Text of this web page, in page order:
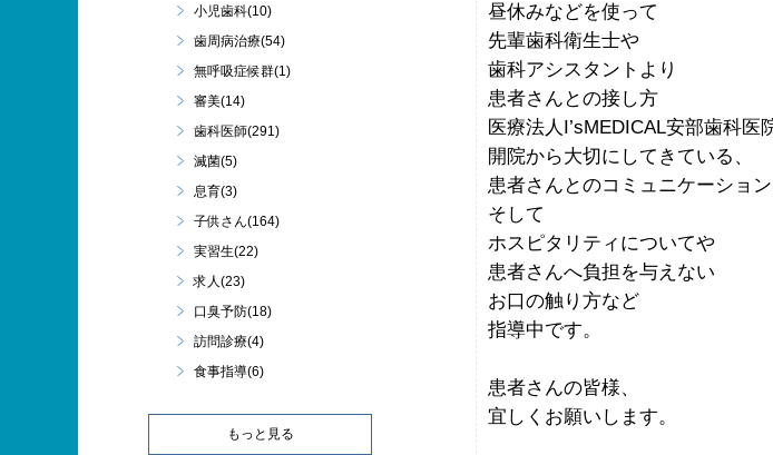
昼休みなどを使って
先輩歯科衛生士や
歯科アシスタントより
患者さんとの接し方
医療法人I’sMEDICAL安部歯科医
開院から大切にしてきている、
患者さんとのコミュニケーション
そして
ホスピタリティについてや
患者さんへ負担を与えない
お口の触り方など
指導中です。
患者さんの皆様、
宜しくお願いします。
小児歯科(10)
歯周病治療(54)
無呼吸症候群(1)
審美(14)
歯科医師(291)
滅菌(5)
息育(3)
子供さん(164)
実習生(22)
求人(23)
口臭予防(18)
訪問診療(4)
食事指導(6)
もっと見る